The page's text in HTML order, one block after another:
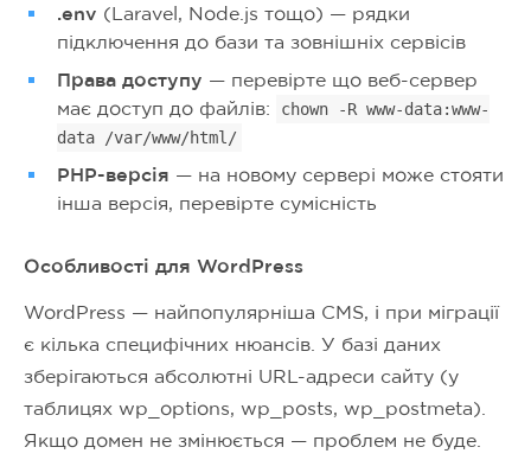
.env (Laravel, Node.js тощо) — рядки
підключення до бази та зовнішніх сервісів
Права доступу — перевірте що веб-сервер
має доступ до файлів:
chown -R www-data:www-
data /var/www/html/
PHP-версія — на новому сервері може стояти
інша версія, перевірте сумісність
Особливості для WordPress
WordPress — найпопулярніша CMS, і при міграції
є кілька специфічних нюансів. У базі даних
зберігаються абсолютні URL-адреси сайту (у
таблицях wp_options, wp_posts, wp_postmeta).
Якщо домен не змінюється — проблем не буде.